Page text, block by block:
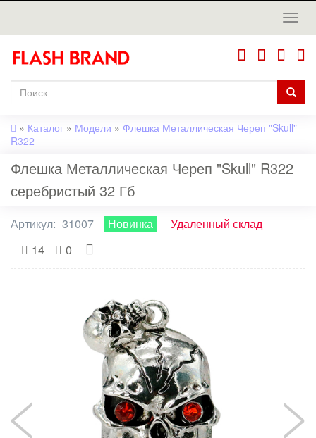
» Каталог » Модели » Флешка Металлическая Череп "Skull"
R322
Флешка Металлическая Череп "Skull" R322
серебристый 32 Гб
Артикул: 31007 Новинка
Удаленный склад
14
0